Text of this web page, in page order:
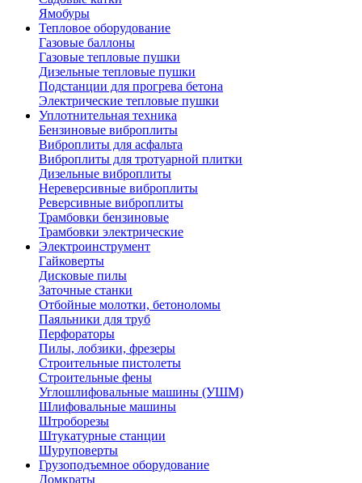
Ямобуры
Тепловое оборудование
Газовые баллоны
Газовые тепловые пушки
Дизельные тепловые пушки
Подстанции для прогрева бетона
Электрические тепловые пушки
Уплотнительная техника
Бензиновые виброплиты
Виброплиты для асфальта
Виброплиты для тротуарной плитки
Дизельные виброплиты
Нереверсивные виброплиты
Реверсивные виброплиты
Трамбовки бензиновые
Трамбовки электрические
Электроинструмент
Гайковерты
Дисковые пилы
Заточные станки
Отбойные молотки, бетоноломы
Паяльники для труб
Перфораторы
Пилы, лобзики, фрезеры
Строительные пистолеты
Строительные фены
Углошлифовальные машины (УШМ)
Шлифовальные машины
Штроборезы
Штукатурные станции
Шуруповерты
Грузоподъемное оборудование
Домкраты